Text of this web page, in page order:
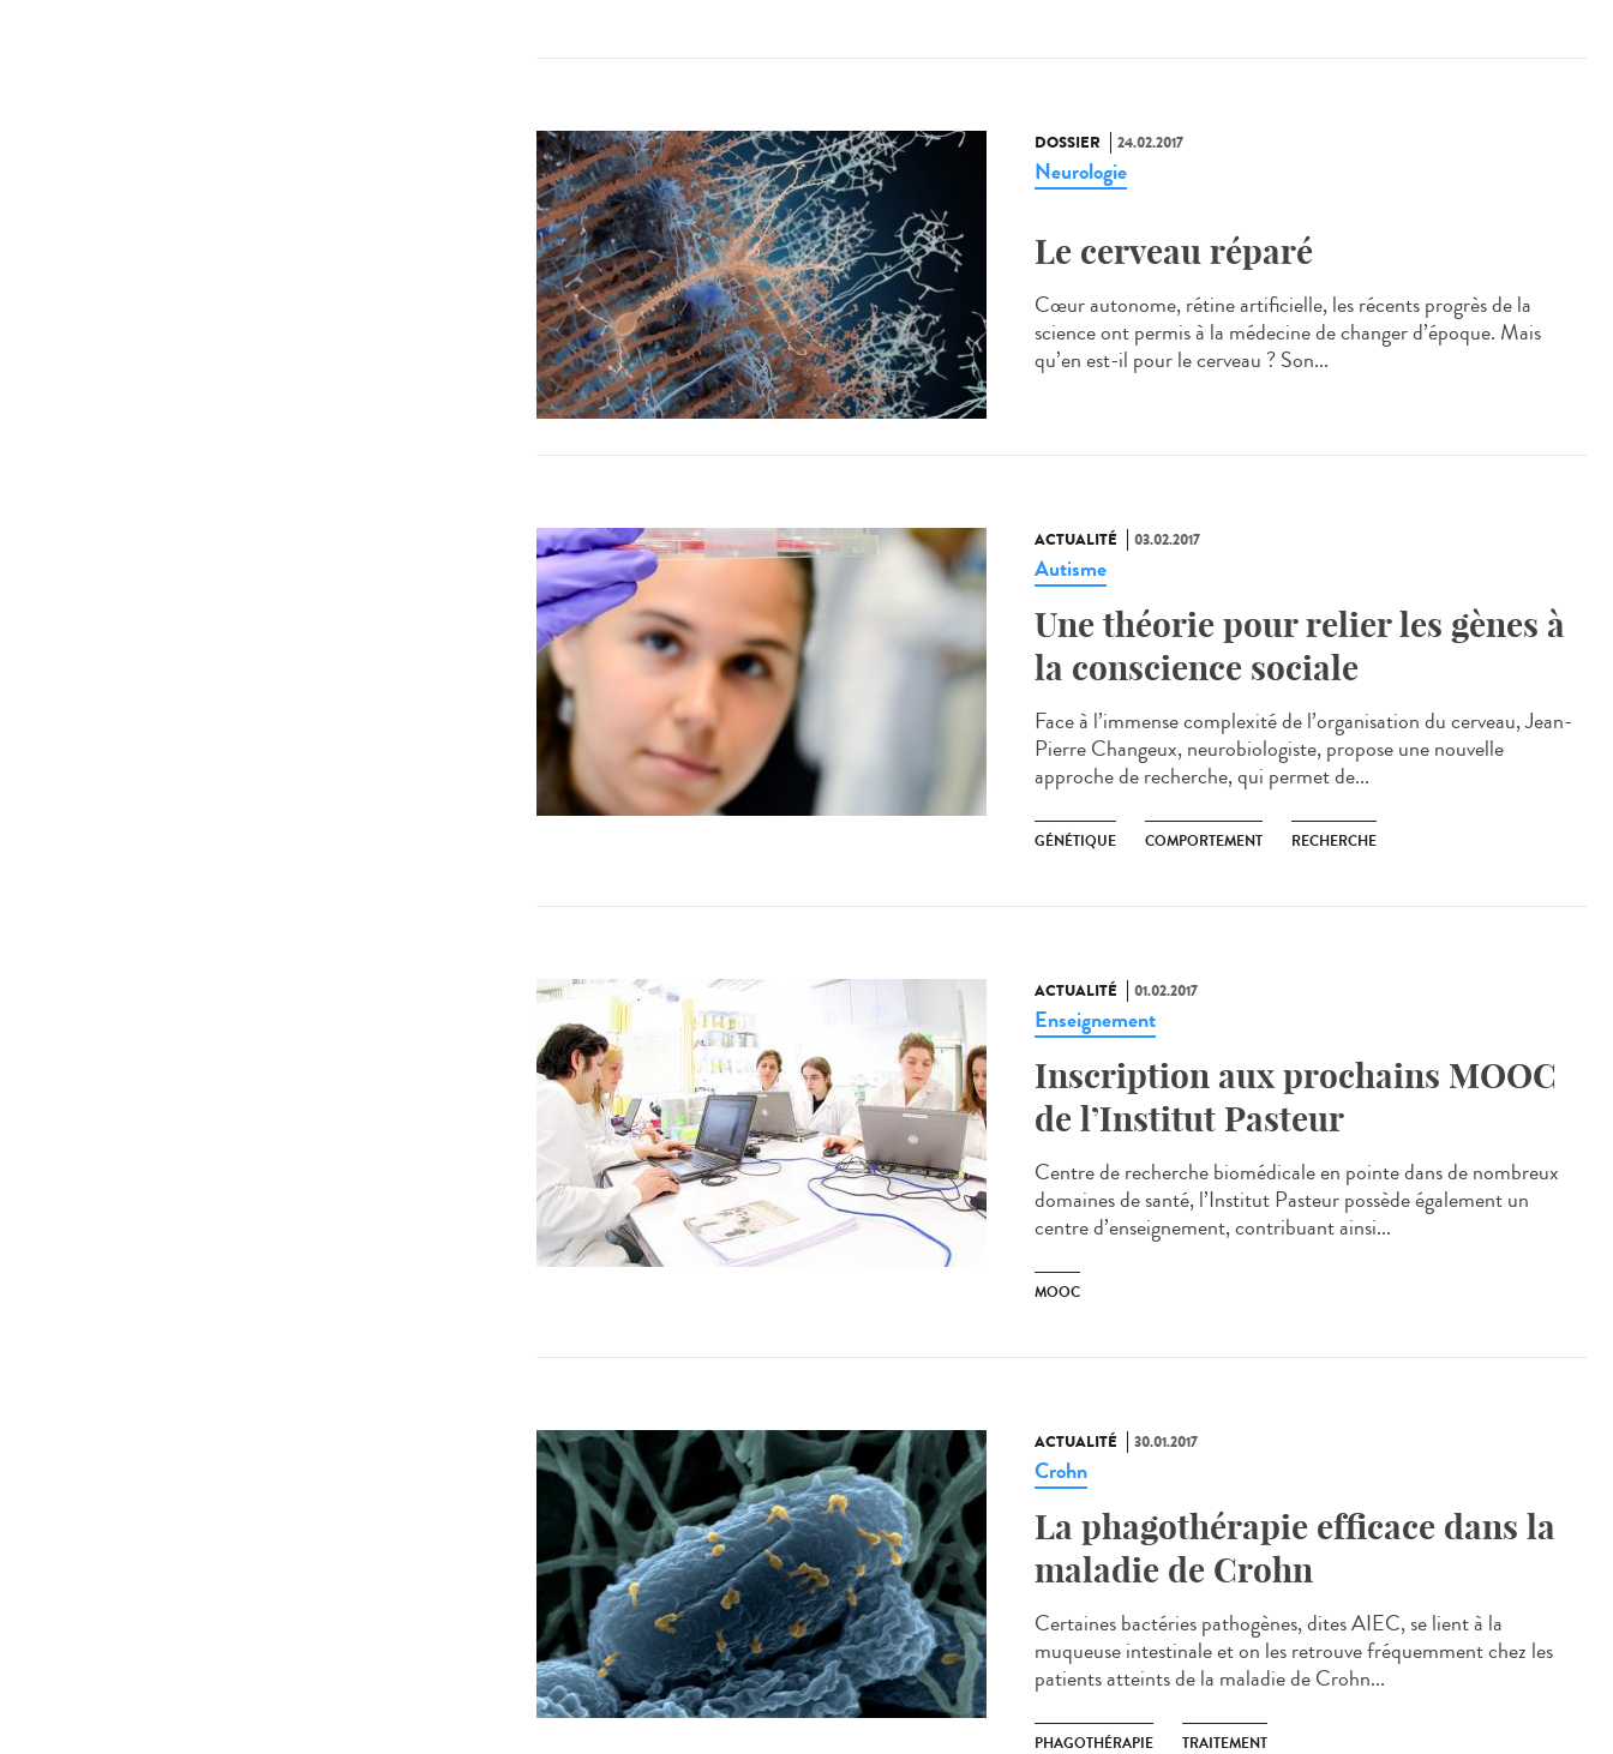
DOSSIER 24.02.2017
Neurologie
Le cerveau réparé
Cœur autonome, rétine artificielle, les récents progrès de la
science ont permis à la médecine de changer d’époque. Mais
qu’en est-il pour le cerveau ? Son...
ACTUALITÉ 03.02.2017
Autisme
Une théorie pour relier les gènes à
la conscience sociale
Face à l’immense complexité de l’organisation du cerveau, Jean-
Pierre Changeux, neurobiologiste, propose une nouvelle
approche de recherche, qui permet de...
GÉNÉTIQUE COMPORTEMENT RECHERCHE
ACTUALITÉ 01.02.2017
Enseignement
Inscription aux prochains MOOC
de l’Institut Pasteur
Centre de recherche biomédicale en pointe dans de nombreux
domaines de santé, l’Institut Pasteur possède également un
centre d’enseignement, contribuant ainsi...
MOOC
ACTUALITÉ 30.01.2017
Crohn
La phagothérapie efficace dans la
maladie de Crohn
Certaines bactéries pathogènes, dites AIEC, se lient à la
muqueuse intestinale et on les retrouve fréquemment chez les
patients atteints de la maladie de Crohn...
PHAGOTHÉRAPIE TRAITEMENT